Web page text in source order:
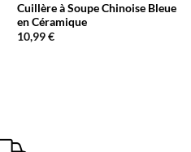
Cuillère à Soupe Chinoise Bleue
en Céramique
10,99€